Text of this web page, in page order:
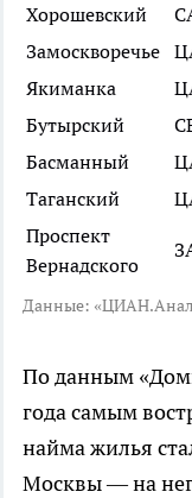
Хорошевский
Замоскворечье
Якиманка
Бутырский
Басманный
Таганский
Проспект
Вернадского
Данные:
По данным
года самым
найма жилья
Москвы — на